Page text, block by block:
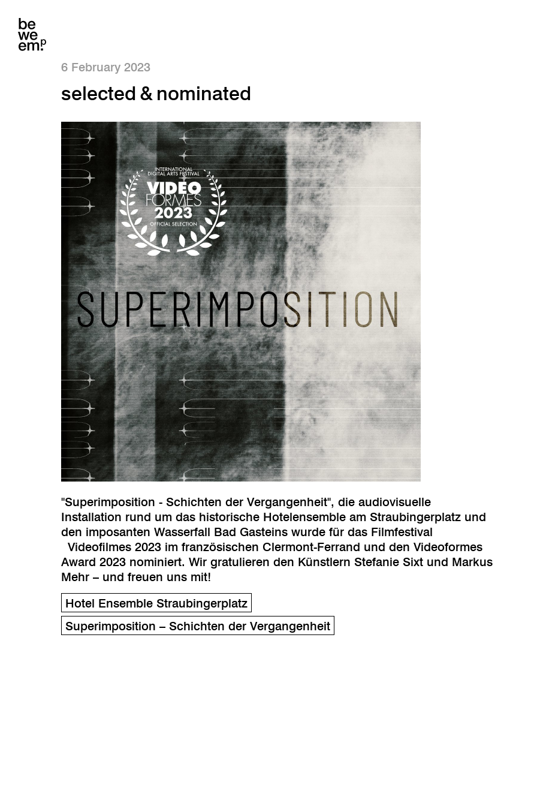
6 February 2023
selected & nominated
"Superimposition - Schichten der Vergangenheit", die audiovisuelle
Installation rund um das historische Hotelensemble am Straubingerplatz und
den imposanten Wasserfall Bad Gasteins wurde für das Filmfestival
Videofilmes 2023 im französischen Clermont-Ferrand und den Videoformes
Award 2023 nominiert. Wir gratulieren den Künstlern Stefanie Sixt und Markus
Mehr – und freuen uns mit!
Hotel Ensemble Straubingerplatz
Superimposition – Schichten der Vergangenheit